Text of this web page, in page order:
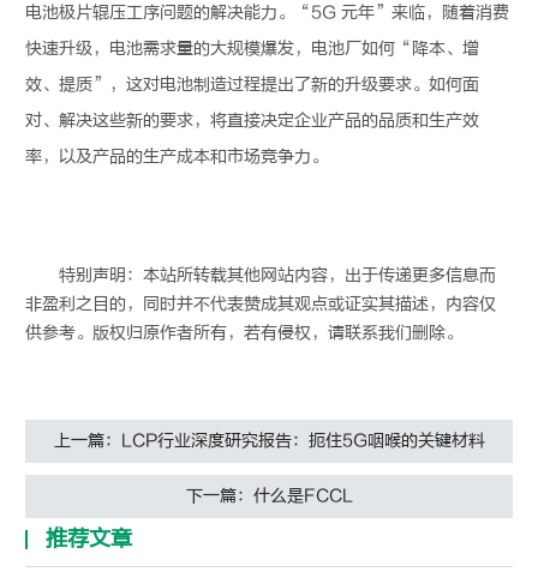
电池极片辊压工序问题的解决能力。“5G 元年”来临，随着消费
快速升级，电池需求量的大规模爆发，电池厂如何“降本、增
效、提质”，这对电池制造过程提出了新的升级要求。如何面
对、解决这些新的要求，将直接决定企业产品的品质和生产效
率，以及产品的生产成本和市场竞争力。
特别声明：本站所转载其他网站内容，出于传递更多信息而
非盈利之目的，同时并不代表赞成其观点或证实其描述，内容仅
供参考。版权归原作者所有，若有侵权，请联系我们删除。
上一篇：LCP行业深度研究报告：扼住5G咽喉的关键材料
下一篇：什么是FCCL
推荐文章